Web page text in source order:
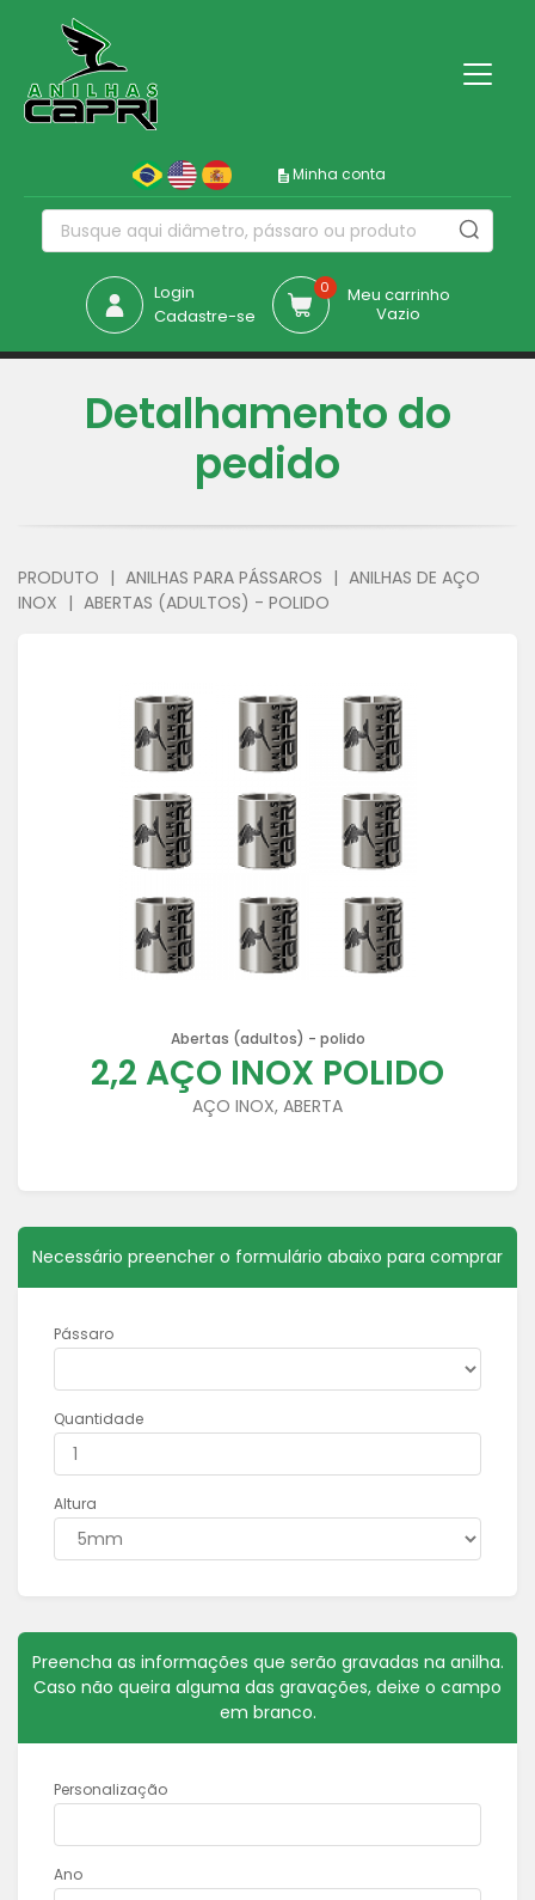
Minha conta
Login
Cadastre-se
0
Meu carrinho
Vazio
Detalhamento do
pedido
PRODUTO | ANILHAS PARA PÁSSAROS | ANILHAS DE AÇO
INOX | ABERTAS (ADULTOS) - POLIDO
Abertas (adultos) - polido
2,2 AÇO INOX POLIDO
AÇO INOX, ABERTA
Necessário preencher o formulário abaixo para comprar
Pássaro
Quantidade
Altura
Preencha as informações que serão gravadas na anilha.
Caso não queira alguma das gravações, deixe o campo
em branco.
Personalização
Ano